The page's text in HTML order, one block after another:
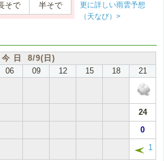
そで 半そで
更に詳しい雨雲予想
（天なび）>
今 日 8/9(日)
06 09 12 15 18 21
24
0
1